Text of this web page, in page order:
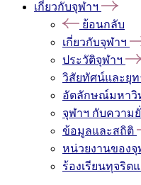
เกี่ยวกับจุฬาฯ
ย้อนกลับ
เกี่ยวกับจุฬาฯ
ประวัติจุฬาฯ
วิสัยทัศน์และยุ
อัตลักษณ์มหาวิ
จุฬาฯ กับความ
ข้อมูลและสถิติ
หน่วยงานของจุ
ร้องเรียนทุจริต